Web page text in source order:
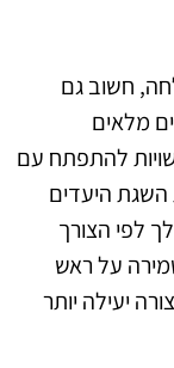
חשוב גם
מלאים
להתפתח עם
היעדים
לפי הצורך
על ראש
יעילה יותר